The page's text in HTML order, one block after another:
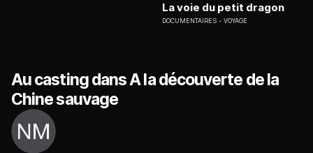
La voie du petit dragon
DOCUMENTAIRES VOYAGE
Au casting dans A la découverte de la
Chine sauvage